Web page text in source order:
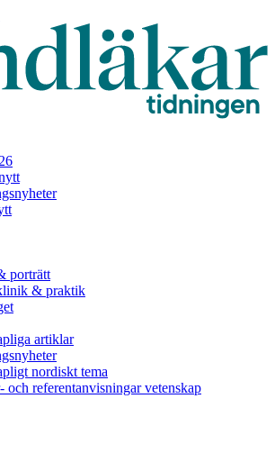
porträtt
& praktik
artiklar
nordiskt tema
och referentanvisningar vetenskap